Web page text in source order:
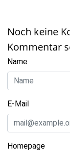
Noch keine
Kommentar
Name
E-Mail
Homepage